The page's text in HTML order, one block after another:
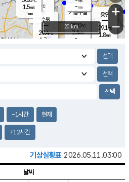
용인
29.1℃
1.8m/s
- ℃
m/s
mm
기흥구갈
29.0℃
2.4m/s
-
1.5m/s
-mm
-mm
수원
29.4℃
1.7 m/s
+
−
20 km
-1시간 현재
+12시간
기상실황표 2026.05.11.03:00
날씨